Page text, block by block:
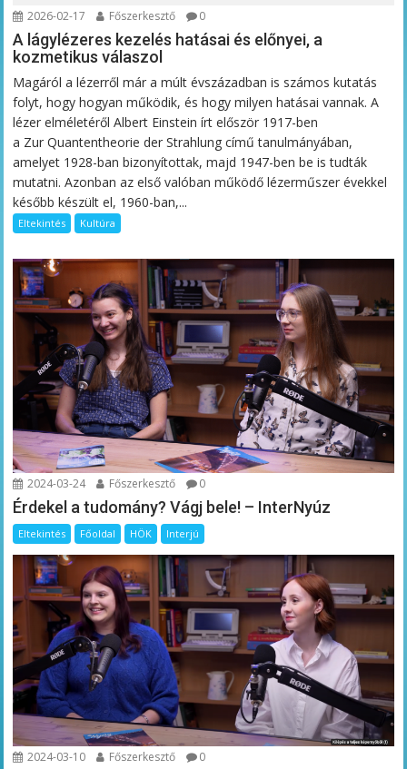
2026-02-17 Főszerkesztő 0
A lágylézeres kezelés hatásai és előnyei, a
kozmetikus válaszol
Magáról a lézerről már a múlt évszázadban is számos kutatás
folyt, hogy hogyan működik, és hogy milyen hatásai vannak. A
lézer elméletéről Albert Einstein írt először 1917-ben
a Zur Quantentheorie der Strahlung című tanulmányában,
amelyet 1928-ban bizonyítottak, majd 1947-ben be is tudták
mutatni. Azonban az első valóban működő lézerműszer évekkel
később készült el, 1960-ban,...
Eltekintés Kultúra
2024-03-24 Főszerkesztő 0
Érdekel a tudomány? Vágj bele! – InterNyúz
Eltekintés Főoldal HÖK Interjú
2024-03-10 Főszerkesztő 0